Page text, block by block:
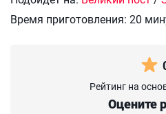
Время приготовления: 20
Рейтинг на
Оцените